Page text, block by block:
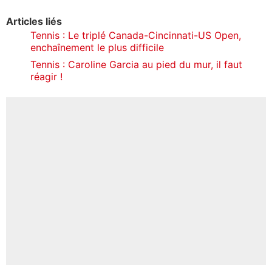
Articles liés
Tennis : Le triplé Canada-Cincinnati-US Open,
enchaînement le plus difficile
Tennis : Caroline Garcia au pied du mur, il faut
réagir !